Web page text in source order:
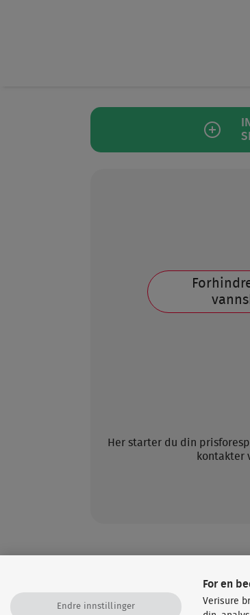
Her starter du din
kontakter
For en
Verisure
Endre innstillinger